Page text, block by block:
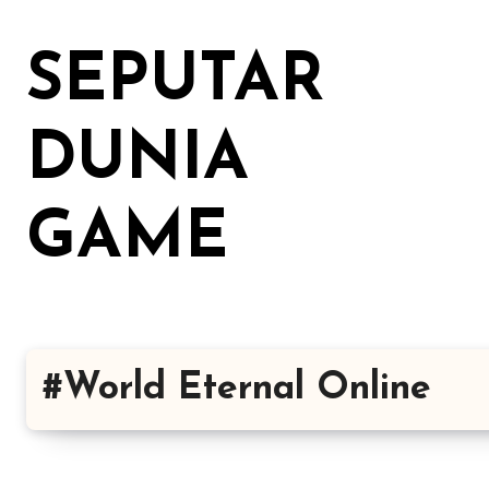
kontenSEPUTAR
DUNIA
GAME
#World Eternal Online